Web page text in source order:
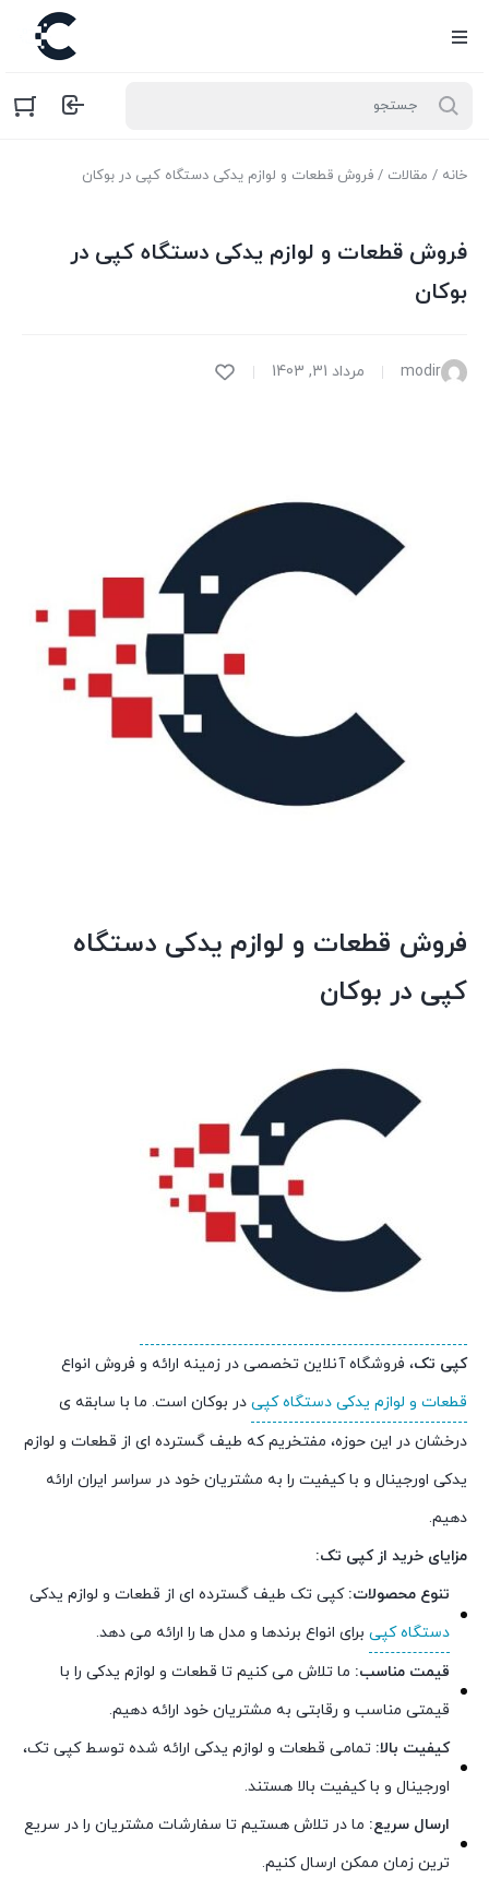
خانه / مقالات / فروش قطعات و لوازم یدکی دستگاه کپی در بوکان
فروش قطعات و لوازم یدکی دستگاه کپی در
بوکان
modir مرداد 31, 1403
فروش قطعات و لوازم یدکی دستگاه
کپی در بوکان
کپی تک، فروشگاه آنلاین تخصصی در زمینه ارائه و فروش انواع
قطعات و لوازم یدکی دستگاه کپی در بوکان است. ما با سابقه ی
درخشان در این حوزه، مفتخریم که طیف گسترده ای از قطعات و لوازم
یدکی اورجینال و با کیفیت را به مشتریان خود در سراسر ایران ارائه
دهیم.
مزایای خرید از کپی تک:
تنوع محصولات: کپی تک طیف گسترده ای از قطعات و لوازم یدکی
دستگاه کپی برای انواع برندها و مدل ها را ارائه می دهد.
قیمت مناسب: ما تلاش می کنیم تا قطعات و لوازم یدکی را با
قیمتی مناسب و رقابتی به مشتریان خود ارائه دهیم.
کیفیت بالا: تمامی قطعات و لوازم یدکی ارائه شده توسط کپی تک،
اورجینال و با کیفیت بالا هستند.
ارسال سریع: ما در تلاش هستیم تا سفارشات مشتریان را در سریع
ترین زمان ممکن ارسال کنیم.